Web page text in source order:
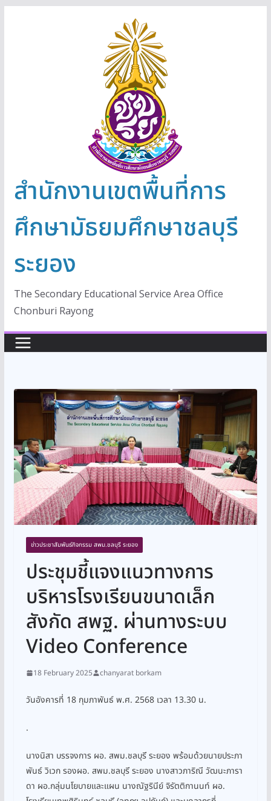
สำนักงานเขตพื้นที่การ
ศึกษามัธยมศึกษาชลบุรี
ระยอง
The Secondary Educational Service Area Office
Chonburi Rayong
ข่าวประชาสัมพันธ์กิจกรรม สพม.ชลบุรี ระยอง
ประชุมชี้แจงแนวทางการ
บริหารโรงเรียนขนาดเล็ก
สังกัด สพฐ. ผ่านทางระบบ
Video Conference
18 February 2025 chanyarat borkam
วันอังคารที่ 18 กุมภาพันธ์ พ.ศ. 2568 เวลา 13.30 น.
.
นางนิสา บรรจงการ ผอ. สพม.ชลบุรี ระยอง พร้อมด้วยนายประภา
พันธ์ วิเวก รองผอ. สพม.ชลบุรี ระยอง นางสาวภาริณี วัฒนะภารา
ดา ผอ.กลุ่มนโยบายและแผน นางณัฐรินีย์ จิรัตติกานนท์ ผอ.